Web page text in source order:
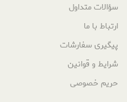
سؤالات متداول
ارتباط با ما
پیگیری سفارشات
شرایط و قوانین
حریم خصوصی